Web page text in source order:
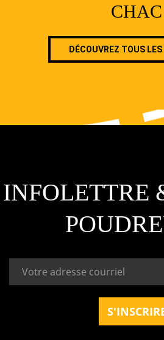
CHAC
DÉCOUVREZ TOUS
INFOLETTRE